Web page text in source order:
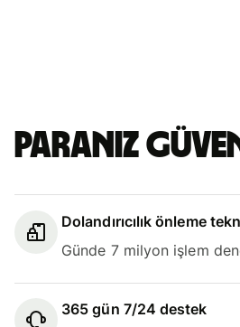
Paranız
Dolandırıcılık önleme
Günde 7 milyon işlem
365 gün 7/24 destek